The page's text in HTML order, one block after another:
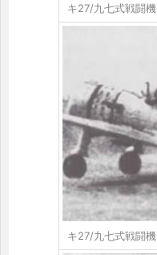
キ27/九七式戦闘機
キ27/九七式戦闘機